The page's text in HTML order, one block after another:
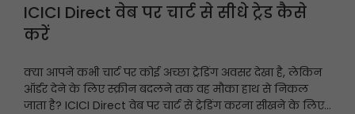
ICICI Direct वेब पर चार्ट से सीधे ट्रेड कैसे
करें
क्या आपने कभी चार्ट पर कोई अच्छा ट्रेडिंग अवसर देखा है, लेकिन
ऑर्डर देने के लिए स्क्रीन बदलने तक वह मौका हाथ से निकल
जाता है? ICICI Direct वेब पर चार्ट से ट्रेडिंग करना सीखने के लिए